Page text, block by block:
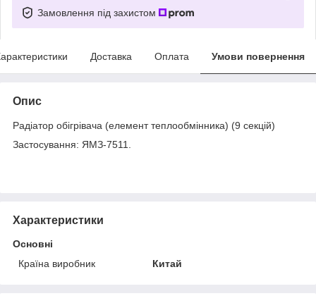
Замовлення під захистом
Доставка Оплата Умови повернення
Опис
Радіатор обігрівача (елемент теплообмінника) (9 секцій)
Застосування: ЯМЗ-7511.
Характеристики
Основні
Країна виробник
Китай